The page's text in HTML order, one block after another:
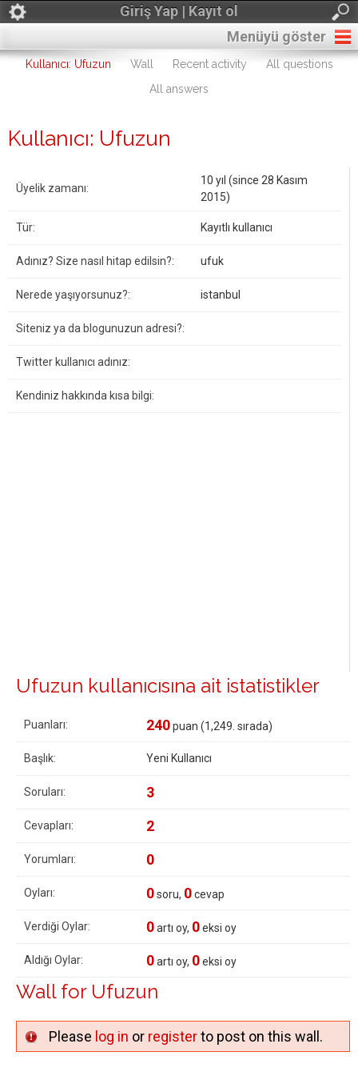
Giriş Yap | Kayıt ol
Menüyü göster
Kullanıcı: Ufuzun Wall Recent activity
All questions
All answers
Kullanıcı: Ufuzun
Üyelik zamanı:
10 yıl (since 28 Kasım
2015)
Tür: Kayıtlı kullanıcı
Adınız? Size nasıl hitap edilsin?: ufuk
Nerede yaşıyorsunuz?: istanbul
Siteniz ya da blogunuzun adresi?:
Twitter kullanıcı adınız:
Kendiniz hakkında kısa bilgi:
Ufuzun kullanıcısına ait istatistikler
Puanları: 240puan (1,249 . sırada)
Başlık: Yeni Kullanıcı
Soruları: 3
Cevapları: 2
Yorumları: 0
Oyları: 0soru, 0cevap
Verdiği Oylar: 0artı oy, 0eksi oy
Aldığı Oylar: 0artı oy, 0eksi oy
Wall for Ufuzun
Please log in or registerto post on this wall.